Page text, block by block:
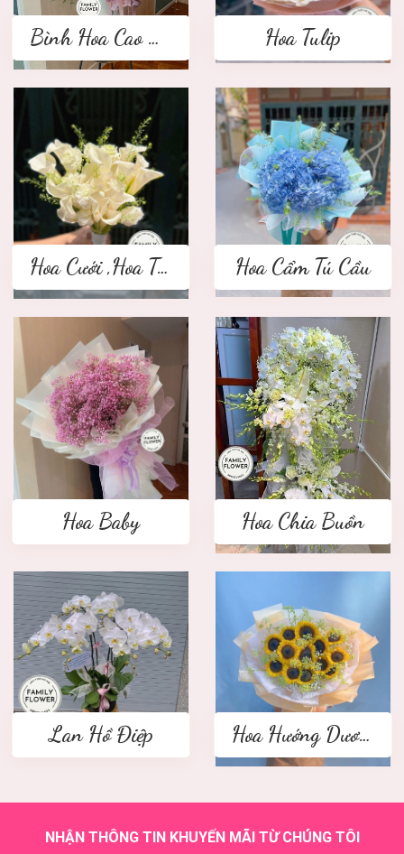
Bình Hoa Cao Cấp Hoa Tulip
Hoa Cưới ,Hoa Tay Cầm Cô Dâu Hoa Cẩm Tú Cầu
Hoa Baby Hoa Chia Buồn
Lan Hồ Điệp Hoa Hướng Dương
NHẬN THÔNG TIN KHUYẾN MÃI TỪ CHÚNG TÔI